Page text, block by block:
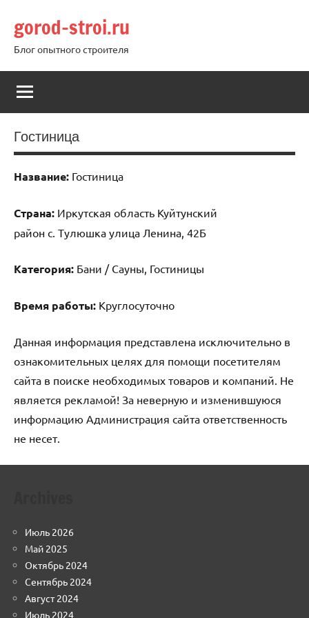
содержимому
gorod-stroi.ru
Блог опытного строителя
Гостиница
Название: Гостиница
Страна: Иркутская область Куйтунский
район с. Тулюшка улица Ленина, 42Б
Категория: Бани / Сауны, Гостиницы
Время работы: Круглосуточно
Данная информация представлена исключительно в
ознакомительных целях для помощи посетителям
сайта в поиске необходимых товаров и компаний. Не
является рекламой! За неверную и изменившуюся
информацию Администрация сайта ответственность
не несет.
Июль 2026
Май 2025
Октябрь 2024
Сентябрь 2024
Август 2024
Июль 2024